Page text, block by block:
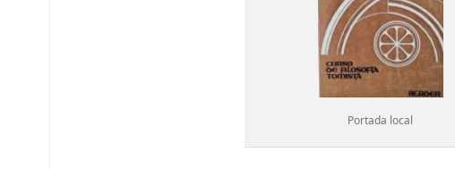
Portada local